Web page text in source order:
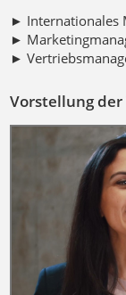
► Internationales
►
►
Vorstellung